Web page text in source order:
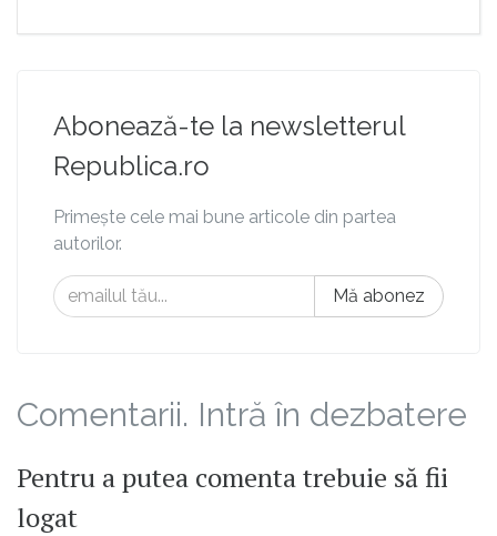
Abonează-te la newsletterul
Republica.ro
Primește cele mai bune articole din partea
autorilor.
Mă abonez
Comentarii. Intră în dezbatere
Pentru a putea comenta trebuie să fii
logat